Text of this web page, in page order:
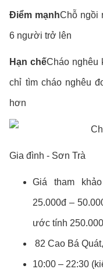
Điểm mạnhChỗ ngồi
6 người trở lên
Hạn chếCháo nghêu
chỉ tìm cháo nghêu
hơn
Gia đình - Sơn Trà
Giá tham
25.000đ –
ước tính
82 Cao Bá
10:00 – 22:30